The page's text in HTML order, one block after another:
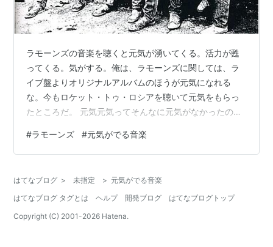
ラモーンズの音楽を聴くと元気が湧いてくる。活力が甦
ってくる。気がする。俺は、ラモーンズに関しては、ラ
イブ盤よりオリジナルアルバムのほうが元気になれる
な。今もロケット・トゥ・ロシアを聴いて元気をもらっ
たところだ。 元気元気ってそんなに元気がなかったの
ていたんだ。そういうループにハマってしまうと、こう
いう元気が出る音楽の存在すら思い出せなくなってしま
いたほうがいいな。存在を忘れないようにするために
さ。 つまりいろんな音楽を聴き続けることなんだ。音楽
が好きじゃない人も、それぞれの好きなことを続けて、
#ラモーンズ #元気がでる音楽
はてなブログ > 未指定 > 元気がでる音楽
はてなブログ タグとは
ヘルプ 開発ブログ
はてなブログトップ
Copyright (C) 2001-2026 Hatena.